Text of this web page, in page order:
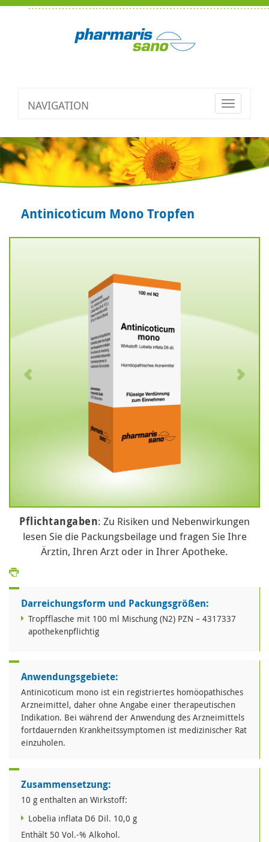
NAVIGATION
Toggle
Antinicoticum Mono Tropfen
Pflichtangaben: Zu Risiken und Nebenwirkungen
lesen Sie die Packungsbeilage und fragen Sie Ihre
Ärztin, Ihren Arzt oder in Ihrer Apotheke.
Darreichungsform und Packungsgrößen:
Tropfflasche mit 100 ml Mischung (N2) PZN – 4317337
apothekenpflichtig
Anwendungsgebiete:
Antinicoticum mono ist ein registriertes homöopathisches
Arzneimittel, daher ohne Angabe einer therapeutischen
Indikation. Bei während der Anwendung des Arzneimittels
fortdauernden Krankheitssymptomen ist medizinischer Rat
einzuholen.
Zusammensetzung:
10 g enthalten an Wirkstoff:
Lobelia inflata D6 Dil. 10,0 g
Enthält 50 Vol.-% Alkohol.